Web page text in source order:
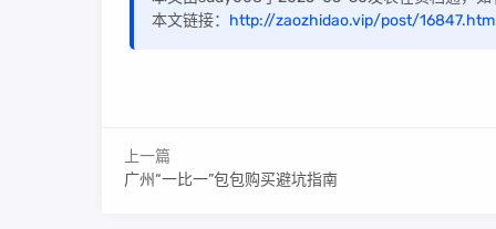
本文链接： http://zaozhidao.vip/post/
上一篇
广州“一比一”包包购买避坑指南